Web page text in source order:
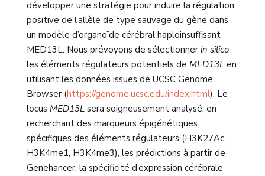
développer une stratégie pour induire la régulation
positive de l’allèle de type sauvage du gène dans
un modèle d’organoïde cérébral haploinsuffisant
MED13L. Nous prévoyons de sélectionner in silico
les éléments régulateurs potentiels de MED13Len
utilisant les données issues de UCSC Genome
Browser (https://genome.ucsc.edu/index.html). Le
locus MED13Lsera soigneusement analysé, en
recherchant des marqueurs épigénétiques
spécifiques des éléments régulateurs (H3K27Ac,
H3K4me1, H3K4me3), les prédictions à partir de
Genehancer, la spécificité d’expression cérébrale